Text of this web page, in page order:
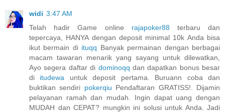
widi 3:47 AM
Telah hadir Game online rajapoker88 terbaru dan
tepercaya, HANYA dengan deposit minimal 10k Anda bisa
ikut bermain di ituqq Banyak permainan dengan berbagai
macam tawaran menarik yang sayang untuk dilewatkan,
Ayo segera daftar di dominoqq dan dapatkan bonus besar
di itudewa untuk deposit pertama. Buruann coba dan
buktikan sendiri pokerqiu Pendaftaran GRATISS!. Dijamin
pelayanan ramah dan mudah. Ingin dapat uang dengan
MUDAH dan CEPAT? mungkin ini solusi untuk Anda. Jadi